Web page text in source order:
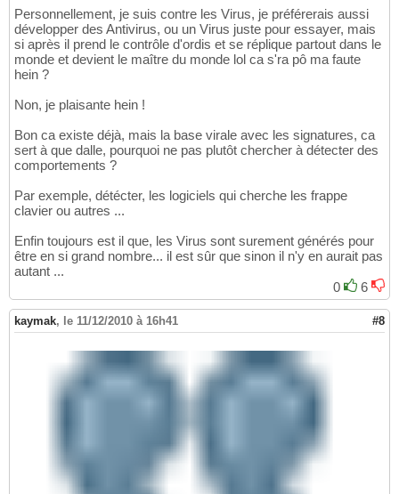
Personnellement, je suis contre les Virus, je préférerais aussi
développer des Antivirus, ou un Virus juste pour essayer, mais
si après il prend le contrôle d'ordis et se réplique partout dans le
monde et devient le maître du monde lol ca s'ra pô ma faute
hein ?
Non, je plaisante hein !
Bon ca existe déjà, mais la base virale avec les signatures, ca
sert à que dalle, pourquoi ne pas plutôt chercher à détecter des
comportements ?
Par exemple, détécter, les logiciels qui cherche les frappe
clavier ou autres ...
Enfin toujours est il que, les Virus sont surement générés pour
être en si grand nombre... il est sûr que sinon il n'y en aurait pas
autant ...
0
6
kaymak, le 11/12/2010 à 16h41 #8